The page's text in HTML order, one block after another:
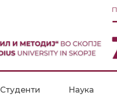
Студенти Наука